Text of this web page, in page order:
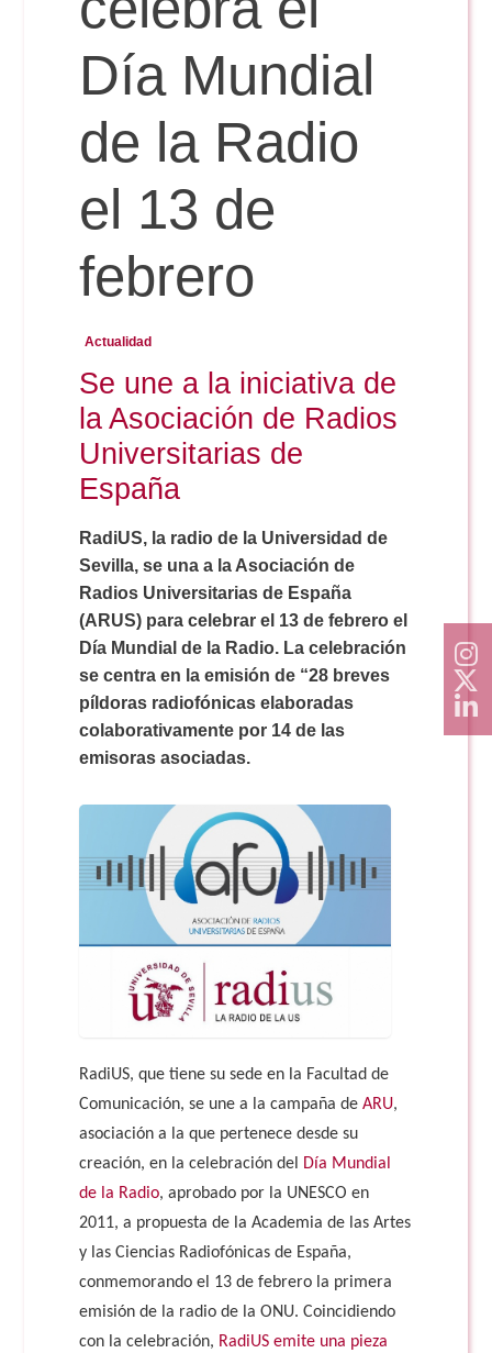
Comunicación Audiovisual
Doble Grado PER/CAV
#YoPractico
Boletines
Día Mundial
de la Radio
el 13 de
febrero
Actualidad
Se une a la iniciativa de
la Asociación de Radios
Universitarias de
España
RadiUS, la radio de la Universidad de
Sevilla, se una a la Asociación de
Radios Universitarias de España
(ARUS) para celebrar el 13 de febrero el
Día Mundial de la Radio. La celebración
se centra en la emisión de “28 breves
píldoras radiofónicas elaboradas
colaborativamente por 14 de las
emisoras asociadas.
RadiUS, que tiene su sede en la Facultad de
Comunicación, se une a la campaña deARU,
asociación a la que pertenece desde su
creación, en la celebración del Día Mundial
de la Radio, aprobado por la UNESCO en
2011, a propuesta de la Academia de las Artes
y las Ciencias Radiofónicas de España,
conmemorando el 13 de febrero la primera
emisión de la radio de la ONU. Coincidiendo
con la celebración, RadiUS emite una pieza